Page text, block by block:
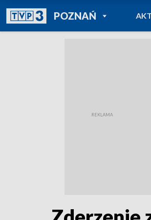
POZNAŃPOWRÓT DO
TVP REGIONY